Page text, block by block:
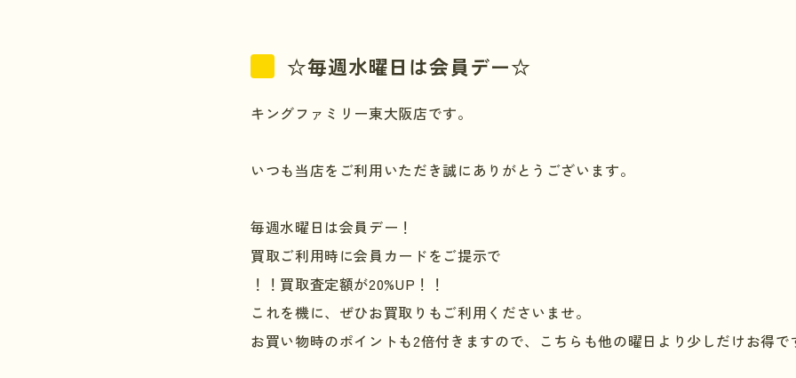
☆毎週水曜日は会員デー☆
キングファミリー東大阪店です。
いつも当店をご利用いただき誠にありがとうございます。
毎週水曜日は会員デー！
買取ご利用時に会員カードをご提示で
！！買取査定額が20%UP ！！
これを機に、ぜひお買取りもご利用くださいませ。
お買い物時のポイントも2倍付きますので、こちらも他の曜日より少しだけお得で